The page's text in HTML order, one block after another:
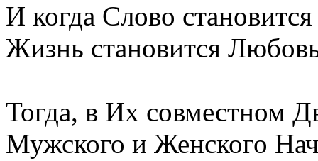
И когда Слово
Жизнь становится
Тогда, в Их совместном
Мужского и Женского